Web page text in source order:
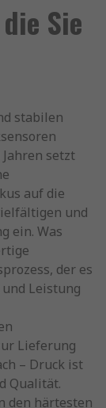
Sie
stabilen
setzt
auf die
und
ein. Was
der es
Leistung
Lieferung
– Druck ist
Qualität.
den härtesten